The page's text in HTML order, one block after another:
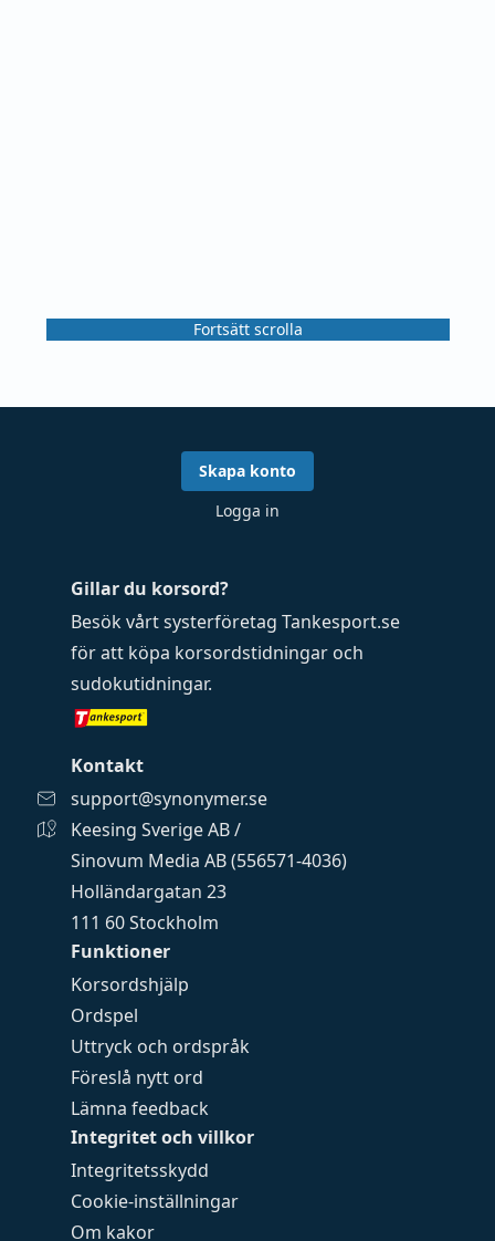
Fortsätt scrolla
Funktioner
Korsordshjälp
Ordspel
Uttryck och ordspråk
Föreslå nytt ord
Lämna feedback
Integritet och villkor
Integritetsskydd
Cookie-inställningar
Om kakor
Gillar du korsord?
Besök vårt systerföretag Tankesport.se
för att köpa korsordstidningar och
sudokutidningar.
Kontakt
support@synonymer.se
Keesing Sverige AB /
Sinovum Media AB (556571-4036)
Holländargatan 23
111 60 Stockholm
Skapa konto
Logga in